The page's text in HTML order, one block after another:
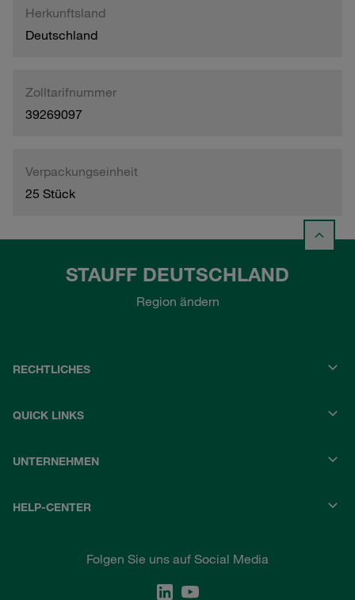
Herkunftsland
Deutschland
Zolltarifnummer
39269097
Verpackungseinheit
25 Stück
STAUFF DEUTSCHLAND
Region ändern
RECHTLICHES
QUICK LINKS
UNTERNEHMEN
HELP-CENTER
Folgen Sie uns auf Social Media